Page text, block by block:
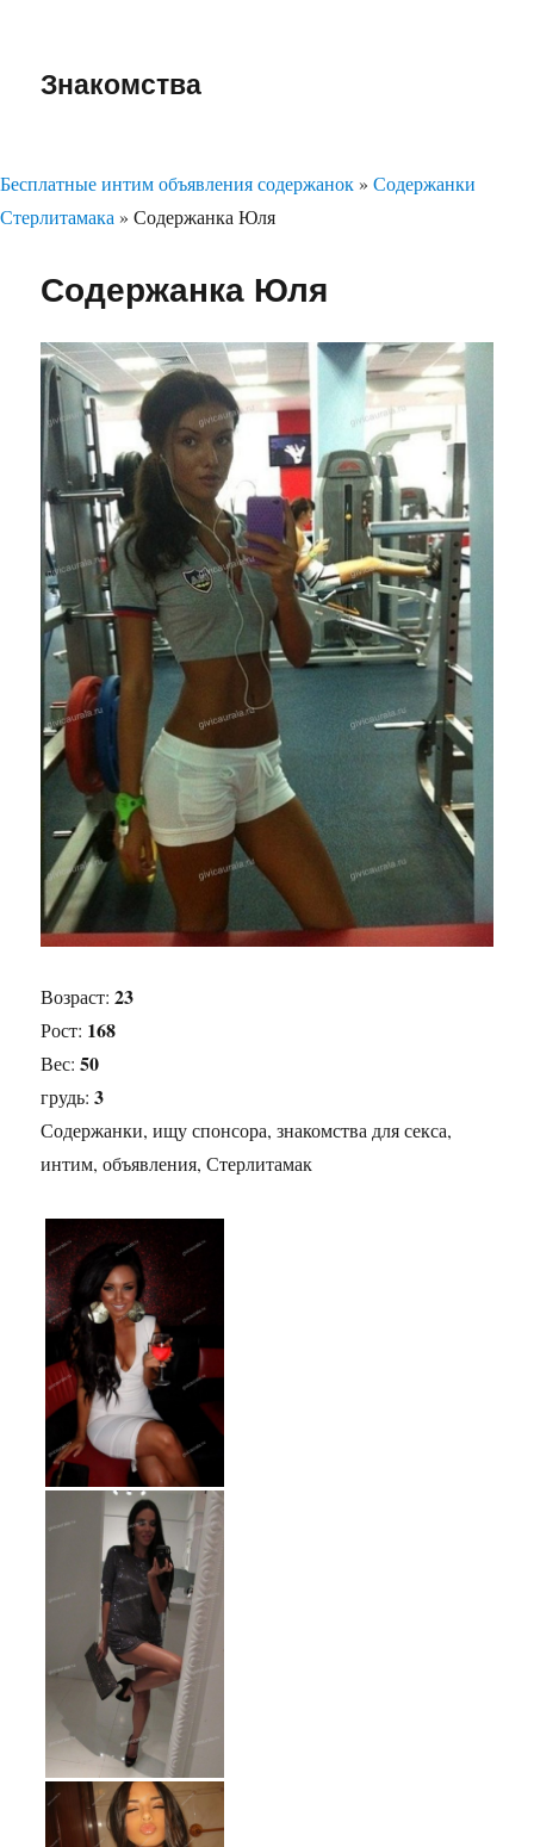
Знакомства
Бесплатные интим объявления содержанок» Содержанки
Стерлитамака » Содержанка Юля
Содержанка Юля
Возраст:23
Рост: 168
Вес:50
грудь:3
Содержанки, ищу спонсора, знакомства для секса,
интим, объявления, Стерлитамак